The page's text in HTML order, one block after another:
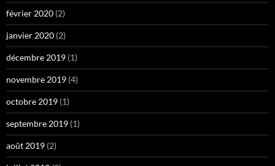
février 2020 (2)
janvier 2020 (2)
décembre 2019 (1)
novembre 2019 (4)
octobre 2019 (1)
septembre 2019 (1)
août 2019 (2)